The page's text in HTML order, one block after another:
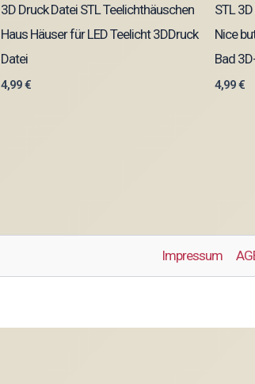
3D Druck Datei STL Teelichthäuschen
Haus Häuser für LED Teelicht 3DDruck
Datei
4,99€
STL
Nice
Bad
4,99€
Impressum